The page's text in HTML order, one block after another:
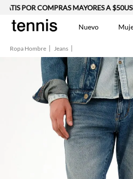
POR COMPRAS MAYORES A $50USD|
Nuevo
Ropa Hombre Jeans